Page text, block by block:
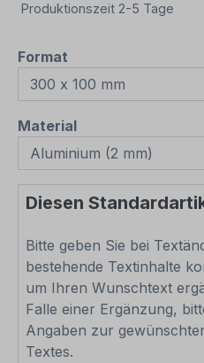
Produktionszeit 2-5 Tage
Format
Materialauswählen
Diesen
Bitte geben Sie bei
bestehende Textinhalte
um Ihren Wunschtext
Falle einer Ergänzung,
Angaben zur
Textes.